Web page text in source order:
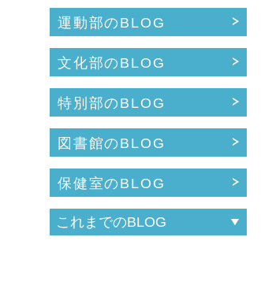
運動部のBLOG
文化部のBLOG
特別部のBLOG
図書館のBLOG
保健室のBLOG